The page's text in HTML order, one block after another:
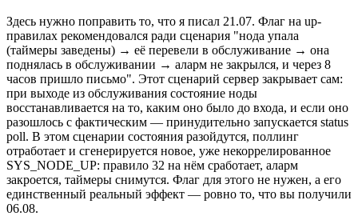
Здесь нужно поправить то, что я писал 21.07. Флаг на up-
правилах рекомендовался ради сценария "нода упала
(таймеры заведены) → её перевели в обслуживание → она
поднялась в обслуживании → аларм не закрылся, и через 8
часов пришло письмо". Этот сценарий сервер закрывает сам:
при выходе из обслуживания состояние ноды
восстанавливается на то, каким оно было до входа, и если оно
разошлось с фактическим — принудительно запускается status
poll. В этом сценарии состояния разойдутся, поллинг
отработает и сгенерируется новое, уже некоррелированное
SYS_NODE_UP: правило 32 на нём сработает, аларм
закроется, таймеры снимутся. Флаг для этого не нужен, а его
единственный реальный эффект — ровно то, что вы получили
06.08.